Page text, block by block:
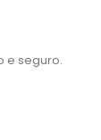
e seguro.